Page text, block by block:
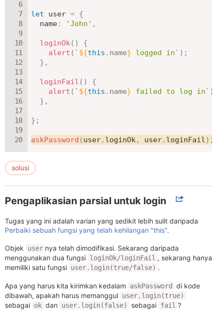
let user = {
name: 'John' ,
loginOk( )
{
alert ( ` ${this . name} logged in ` ) ;
} ,
loginFail ( )
{
alert ( ` ${this . name} failed to log in ` )
} ,
} ;
askPassword (user. loginOk, user. loginFail) ;
solusi
Pengaplikasian parsial untuk login
Tugas yang ini adalah varian yang sedikit lebih sulit daripada
Perbaiki sebuah fungsi yang telah kehilangan "this".
Objek user nya telah dimodifikasi. Sekarang daripada
menggunakan dua fungsi loginOk/loginFail , sekarang hanya
memiliki satu fungsi user.login(true/false) .
Apa yang harus kita kirimkan kedalam askPassword
di kode
dibawah, apakah harus memanggul user.login(true)
sebagai ok dan user.login(false) sebagai fail ?